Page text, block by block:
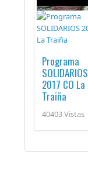
Programa
SOLIDARIOS
2017 CO La
Traiña
40403 Vistas